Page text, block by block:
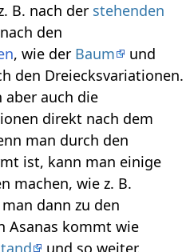
B. nach der stehenden
den
, wie der Baum
und
den Dreiecksvariationen.
aber auch die
direkt nach dem
man durch den
ist, kann man einige
machen, wie z. B.
dann zu den
Asanas kommt wie